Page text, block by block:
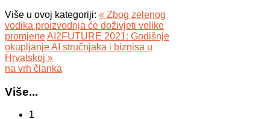
Više u ovoj kategoriji: « Zbog zelenog
vodika proizvodnja će doživjeti velike
promjeneAI2FUTURE 2021: Godišnje
okupljanje AI stručnjaka i biznisa u
Hrvatskoj »
na vrh članka
Više...
1